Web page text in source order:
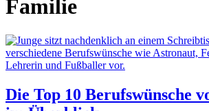
Familie
Die Top 10 Berufswünsche